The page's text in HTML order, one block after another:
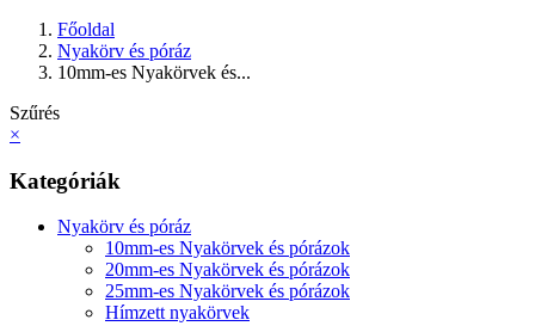
Főoldal
Nyakörv és póráz
10mm-es Nyakörvek és...
Szűrés
×
Kategóriák
Nyakörv és póráz
10mm-es Nyakörvek és pórázok
20mm-es Nyakörvek és pórázok
25mm-es Nyakörvek és pórázok
Hímzett nyakörvek